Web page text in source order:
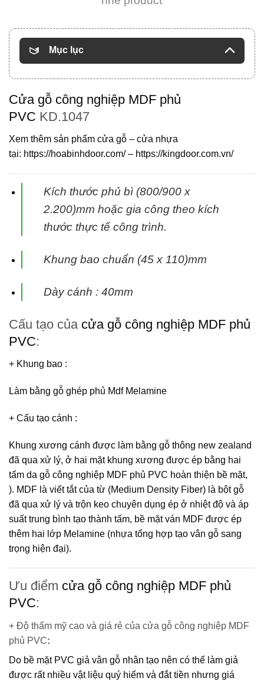
Mục lục
Cửa gỗ công nghiệp MDF phủ
PVC KD.1047
Xem thêm sản phẩm cửa gỗ – cửa nhựa
tại: https://hoabinhdoor.com/– https://kingdoor.com.vn/
Kích thước phủ bì (800/900 x
2.200)mm hoặc gia công theo kích
thước thực tế công trình.
Khung bao chuẩn (45 x 110)mm
Dày cánh : 40mm
Cấu tạo của cửa gỗ công nghiệp MDF phủ
PVC:
+ Khung bao :
Làm bằng gỗ ghép phủ Mdf Melamine
+ Cấu tạo cánh :
Khung xương cánh được làm bằng gỗ thông new zealand
đã qua xử lý, ở hai mặt khung xương được ép bằng hai
tấm da gỗ công nghiệp MDF phủ PVC hoàn thiện bề mặt,
). MDF là viết tắt của từ (Medium Density Fiber) là bột gỗ
đã qua xử lý và trộn keo chuyên dụng ép ở nhiệt độ và áp
suất trung bình tạo thành tấm, bề mặt ván MDF được ép
thêm hai lớp Melamine (nhựa tổng hợp tạo vân gỗ sang
trọng hiện đại).
Ưu điểm cửa gỗ công nghiệp MDF phủ
PVC:
+ Độ thẩm mỹ cao và giá rẻ của cửa gỗ công nghiệp MDF
phủ PVC:
Do bề mặt PVC giả vân gỗ nhân tạo nên có thể làm giả
được rất nhiều vật liệu quý hiếm và đắt tiền nhưng giá